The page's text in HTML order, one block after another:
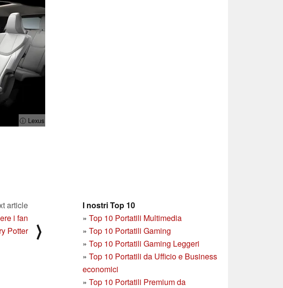
ⓘ Lexus
I nostri Top 10
» Top 10 Portatili Multimedia
» Top 10 Portatili Gaming
» Top 10 Portatili Gaming Leggeri
» Top 10 Portatili da Ufficio e Business
economici
» Top 10 Portatili Premium da
article
i fan
Potter
⟩